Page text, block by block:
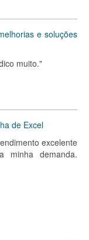
e soluções
muito."
de Excel
excelente
minha demanda.